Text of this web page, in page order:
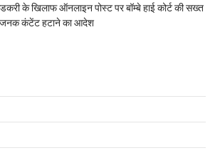
के खिलाफ ऑनलाइन पोस्ट पर बॉम्बे हाई कोर्ट की सख्त
कंटेंट हटाने का आदेश